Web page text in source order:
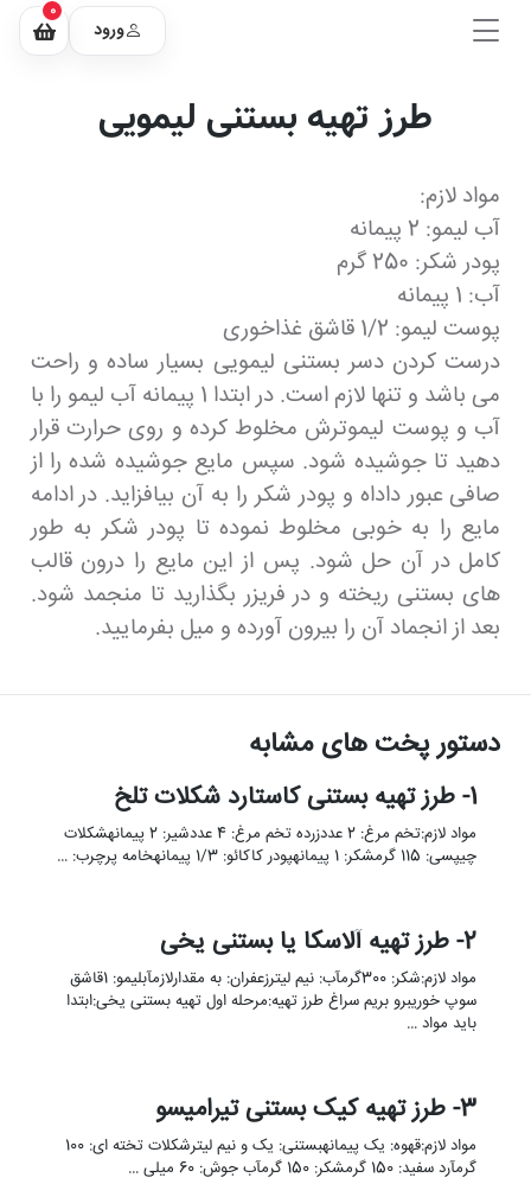
ورود
0
طرز تهیه بستنی لیمویی
مواد لازم:
آب لیمو: 2 پیمانه
پودر شکر: 250 گرم
آب: 1 پیمانه
پوست لیمو: 1/2 قاشق غذاخوری
درست کردن دسر بستنی لیمویی بسیار ساده و راحت
می باشد و تنها لازم است. در ابتدا 1 پیمانه آب لیمو را با
آب و پوست لیموترش مخلوط کرده و روی حرارت قرار
دهید تا جوشیده شود. سپس مایع جوشیده شده را از
صافی عبور داداه و پودر شکر را به آن بیافزاید. در ادامه
مایع را به خوبی مخلوط نموده تا پودر شکر به طور
کامل در آن حل شود. پس از این مایع را درون قالب
های بستنی ریخته و در فریزر بگذارید تا منجمد شود.
بعد از انجماد آن را بیرون آورده و میل بفرمایید.
دستور پخت های مشابه
1- طرز تهیه بستنی کاستارد شکلات تلخ
مواد لازم:تخم مرغ: 2 عددزرده تخم مرغ: 4 عددشیر: 2 پیمانهشکلات
چیپسی: 115 گرمشکر: 1 پیمانهپودر کاکائو: 1/3 پیمانهخامه پرچرب: …
2- طرز تهیه آلاسکا یا بستنی یخی
مواد لازم:شکر: 300گرمآب: نیم لیترزعفران: به مقدارلازمآبلیمو: 1قاشق
سوپ خوریبرو بریم سراغ طرز تهیه:مرحله اول تهیه بستنی یخی:ابتدا
باید مواد …
3- طرز تهیه کیک بستنی تیرامیسو
مواد لازم:قهوه: یک پیمانهبستنی: یک و نیم لیترشکلات تخته ای: 100
گرمآرد سفید: 150 گرمشکر: 150 گرمآب جوش: 60 میلی …